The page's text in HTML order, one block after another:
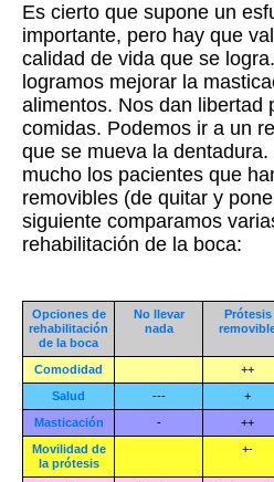
Es cierto que supone un
importante, pero hay que
calidad de vida que se
logramos mejorar la
alimentos. Nos dan libertad
comidas. Podemos ir a un
que se mueva la
mucho los pacientes que
removibles (de quitar y
siguiente comparamos
rehabilitación de la boca:
Opciones de
rehabilitación
de la boca
No llevar
nada
Prótesis
Comodidad ++
Salud
--- +
Masticación
- ++
Movilidad de
la prótesis
+-